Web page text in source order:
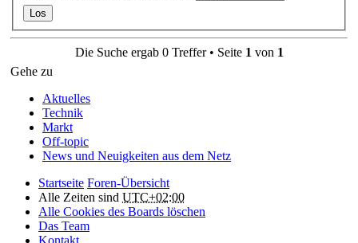
Die Suche ergab 0 Treffer • Seite 1 von 1
Gehe zu
Aktuelles
Technik
Markt
Off-topic
News und Neuigkeiten aus dem Netz
Startseite Foren-Übersicht
Alle Zeiten sind UTC+02:00
Alle Cookies des Boards löschen
Das Team
Kontakt